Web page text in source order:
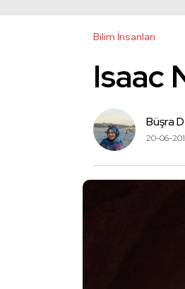
Bilim İnsanları
Isaac
Büşra
20-06-